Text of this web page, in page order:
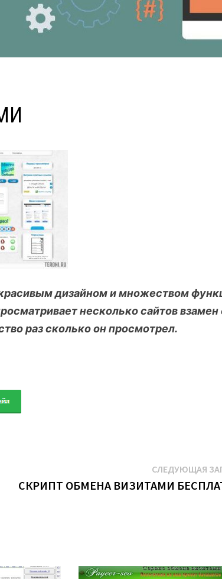
дизайном и множеством
несколько сайтов взамен
раз сколько он просмотрел.
СЛЕДУЮЩАЯ
СКРИПТ ОБМЕНА ВИЗИТАМИ